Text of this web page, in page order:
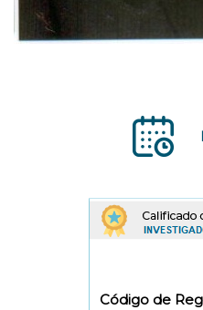
Código de